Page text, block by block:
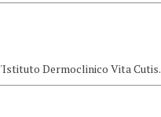
Dermoclinico Vita Cutis.